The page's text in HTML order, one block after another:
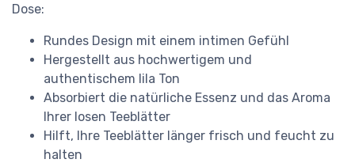
Dose:
Rundes Design mit einem intimen Gefühl
Hergestellt aus hochwertigem und
authentischem lila Ton
Absorbiert die natürliche Essenz und das Aroma
Ihrer losen Teeblätter
Hilft, Ihre Teeblätter länger frisch und feucht zu
halten